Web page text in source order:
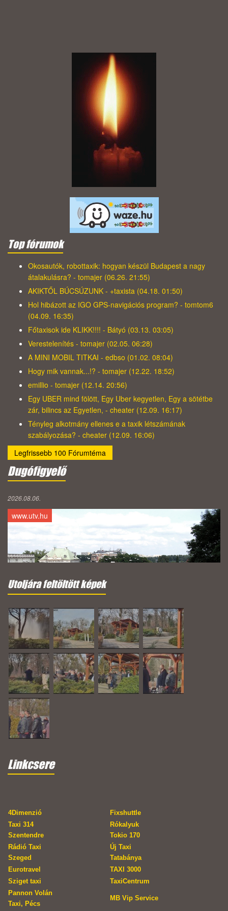
Top fórumok
Okosautók, robottaxik: hogyan készül Budapest a nagy
átalakulásra? - tomajer (06.26. 21:55)
AKIKTŐL BÚCSÚZUNK - +taxista (04.18. 01:50)
Hol hibázott az IGO GPS-navigációs program? - tomtom6
(04.09. 16:35)
Főtaxisok ide KLIKK!!!! - Bátyó (03.13. 03:05)
Verestelenítés - tomajer (02.05. 06:28)
A MINI MOBIL TITKAI - edbso (01.02. 08:04)
Hogy mik vannak...!? - tomajer (12.22. 18:52)
emillio - tomajer (12.14. 20:56)
Egy UBER mind fölött, Egy Uber kegyetlen, Egy a sötétbe
zár, bilincs az Egyetlen, - cheater (12.09. 16:17)
Tényleg alkotmány ellenes e a taxik létszámának
szabályozása? - cheater (12.09. 16:06)
Legfrissebb 100 Fórumtéma
Dugófigyelő
2026.08.06.
www.utv.hu
Utoljára feltöltött képek
Linkcsere
4Dimenzió
Fixshuttle
Taxi 314
Szentendre
Rókalyuk
Tokio 170
Rádió Taxi
Szeged
Új Taxi
Tatabánya
Eurotravel
TAXI 3000
Sziget taxi
TaxiCentrum
Pannon Volán
Taxi, Pécs
MB Vip Service